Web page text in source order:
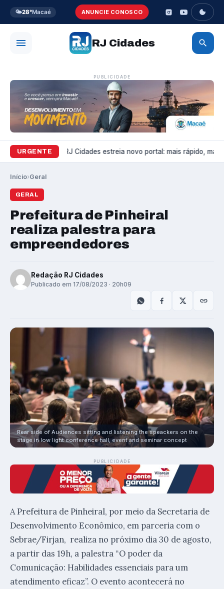
🌤️28°Macaé ANUNCIE CONOSCO
RJ Cidades
PUBLICIDADE
URGENTE
Variedades RJ Cidades estreia novo portal: mais rápido, mais
Início›Geral
GERAL
Prefeitura de Pinheiral
realiza palestra para
empreendedores
Redação RJ Cidades
Publicado em 17/08/2023 · 20h09
Rear side of Audiences sitting and listening the speackers on the
stage in low light conference hall, event and seminar concept
PUBLICIDADE
A Prefeitura de Pinheiral, por meio da Secretaria de
Desenvolvimento Econômico, em parceria com o
Sebrae/Firjan, realiza no próximo dia 30 de agosto,
a partir das 19h, a palestra “O poder da
Comunicação: Habilidades essenciais para um
atendimento eficaz”. O evento acontecerá no